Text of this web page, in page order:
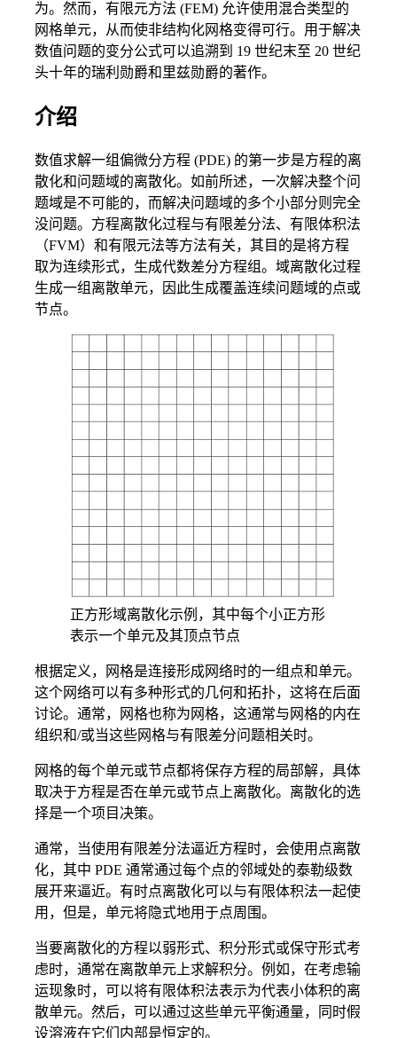
为。然而，有限元方法 (FEM) 允许使用混合类型的
网格单元，从而使非结构化网格变得可行。用于解决
数值问题的变分公式可以追溯到 19 世纪末至 20 世纪
头十年的瑞利勋爵和里兹勋爵的著作。
介绍
数值求解一组偏微分方程 (PDE) 的第一步是方程的离
散化和问题域的离散化。如前所述，一次解决整个问
题域是不可能的，而解决问题域的多个小部分则完全
没问题。方程离散化过程与有限差分法、有限体积法
（FVM）和有限元法等方法有关，其目的是将方程
取为连续形式，生成代数差分方程组。域离散化过程
生成一组离散单元，因此生成覆盖连续问题域的点或
节点。
正方形域离散化示例，其中每个小正方形
表示一个单元及其顶点节点
根据定义，网格是连接形成网络时的一组点和单元。
这个网络可以有多种形式的几何和拓扑，这将在后面
讨论。通常，网格也称为网格，这通常与网格的内在
组织和/或当这些网格与有限差分问题相关时。
网格的每个单元或节点都将保存方程的局部解，具体
取决于方程是否在单元或节点上离散化。离散化的选
择是一个项目决策。
通常，当使用有限差分法逼近方程时，会使用点离散
化，其中 PDE 通常通过每个点的邻域处的泰勒级数
展开来逼近。有时点离散化可以与有限体积法一起使
用，但是，单元将隐式地用于点周围。
当要离散化的方程以弱形式、积分形式或保守形式考
虑时，通常在离散单元上求解积分。例如，在考虑输
运现象时，可以将有限体积法表示为代表小体积的离
散单元。然后，可以通过这些单元平衡通量，同时假
设溶液在它们内部是恒定的。